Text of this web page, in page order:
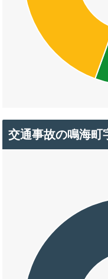
交通事故の鳴海町